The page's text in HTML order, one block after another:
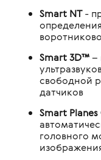
Smart NT-
Smart 3D™–
свободной
датчиков
Smart Planes
головного